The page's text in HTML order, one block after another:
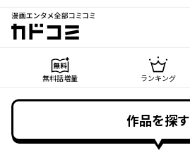
漫画エンタメ全部コミコミ
カドコミ
無料話増量 ランキング
作品を探す